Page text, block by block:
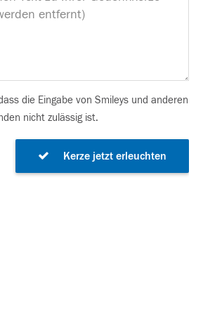
die Eingabe von Smileys und anderen
nicht zulässig ist.
Kerze jetzt erleuchten